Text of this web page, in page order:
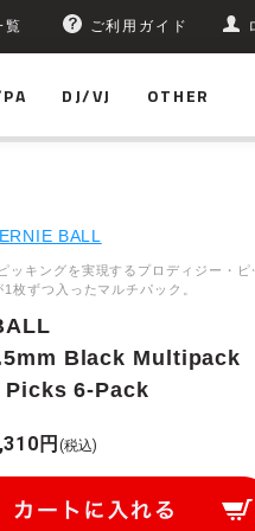
覧 ご利用ガイド
DJ/VJ OTHER
BALL
ッキングを実現するプロディジー・ピ
枚ずつ入ったマルチパック。
Black Multipack
6-Pack
円 (税込)